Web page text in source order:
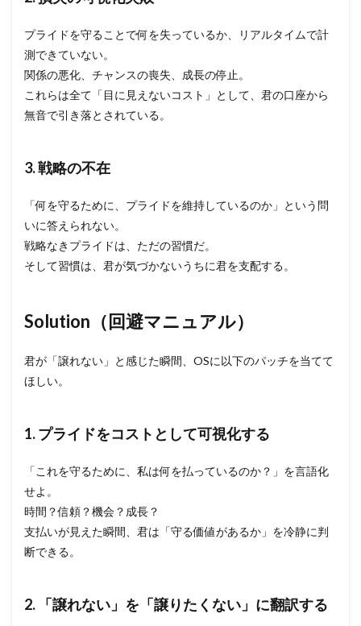
プライドを守ることで何を失っているか、リアルタイムで計
測できていない。
関係の悪化、チャンスの喪失、成長の停止。
これらは全て「目に見えないコスト」として、君の口座から
無音で引き落とされている。
3. 戦略の不在
「何を守るために、プライドを維持しているのか」という問
いに答えられない。
戦略なきプライドは、ただの習慣だ。
そして習慣は、君が気づかないうちに君を支配する。
Solution（回避マニュアル）
君が「譲れない」と感じた瞬間、OSに以下のパッチを当てて
ほしい。
1. プライドをコストとして可視化する
「これを守るために、私は何を払っているのか？」を言語化
せよ。
時間？信頼？機会？成長？
支払いが見えた瞬間、君は「守る価値があるか」を冷静に判
断できる。
2. 「譲れない」を「譲りたくない」に翻訳する